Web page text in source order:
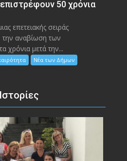
50 χρόνια
επετειακής σειράς
αναβίωση των
χρόνια μετά την...
Νέα των Δήμων